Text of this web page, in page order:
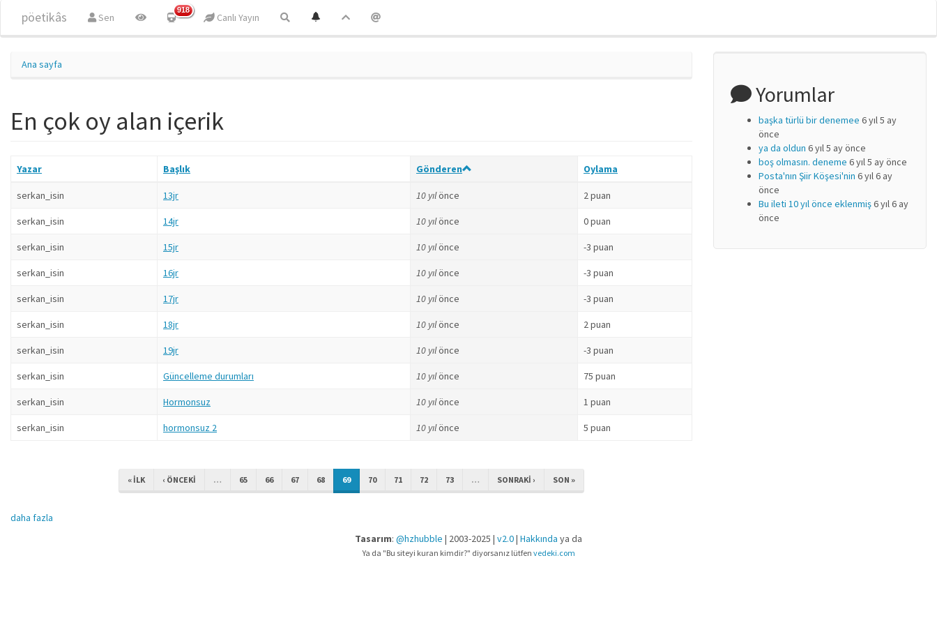
pöetikâs Sen
918
Canlı Yayın
Ana sayfa
En çok oy alan içerik
Yazar Başlık Gönderen Oylama
serkan_isin 13jr 10 yılönce 2 puan
serkan_isin 14jr 10 yılönce 0 puan
serkan_isin 15jr 10 yılönce -3 puan
serkan_isin 16jr 10 yılönce -3 puan
serkan_isin 17jr 10 yılönce -3 puan
serkan_isin 18jr 10 yılönce 2 puan
serkan_isin 19jr 10 yılönce -3 puan
serkan_isin Güncelleme durumları 10 yılönce 75 puan
serkan_isin Hormonsuz 10 yılönce 1 puan
serkan_isin hormonsuz 2 10 yılönce 5 puan
« ILK ‹ ÖNCEKI … 65 66 67 68 69 70 71 72 73 … SONRAKI › SON »
daha fazla
Yorumlar
başka türlü bir denemee 6 yıl 5 ay
önce
ya da oldun 6 yıl 5 ay önce
boş olmasın. deneme 6 yıl 5 ay önce
Posta'nın Şiir Köşesi'nin 6 yıl 6 ay
önce
Bu ileti 10 yıl önce eklenmiş6 yıl 6 ay
önce
Tasarım: @hzhubble | 2003-2025 | v2.0| Hakkında ya da
Ya da "Bu siteyi kuran kimdir?" diyorsanız lütfen vedeki.com